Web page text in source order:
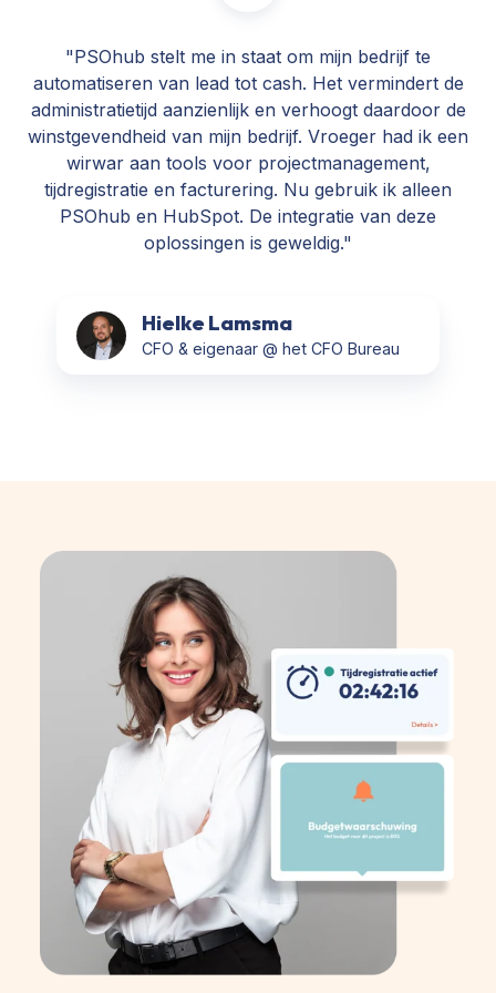
"PSOhub stelt me in staat om mijn bedrijf te
automatiseren van lead tot cash. Het vermindert de
administratietijd aanzienlijk en verhoogt daardoor de
winstgevendheid van mijn bedrijf. Vroeger had ik een
wirwar aan tools voor projectmanagement,
tijdregistratie en facturering. Nu gebruik ik alleen
PSOhub en HubSpot. De integratie van deze
oplossingen is geweldig."
Hielke Lamsma
CFO & eigenaar @ het CFO Bureau